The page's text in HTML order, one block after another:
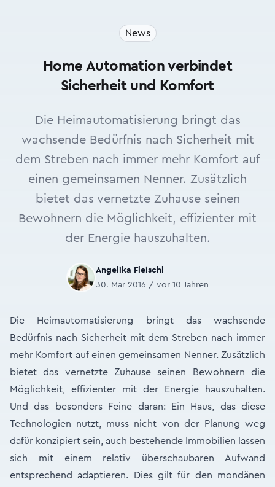
News
Home Automation verbindet
Sicherheit und Komfort
Die Heimautomatisierung bringt das
wachsende Bedürfnis nach Sicherheit mit
dem Streben nach immer mehr Komfort auf
einen gemeinsamen Nenner. Zusätzlich
bietet das vernetzte Zuhause seinen
Bewohnern die Möglichkeit, effizienter mit
der Energie hauszuhalten.
Angelika Fleischl
30. Mar 2016 / vor 10 Jahren
Die Heimautomatisierung bringt das wachsende
Bedürfnis nach Sicherheit mit dem Streben nach immer
mehr Komfort auf einen gemeinsamen Nenner. Zusätzlich
bietet das vernetzte Zuhause seinen Bewohnern die
Möglichkeit, effizienter mit der Energie hauszuhalten.
Und das besonders Feine daran: Ein Haus, das diese
Technologien nutzt, muss nicht von der Planung weg
dafür konzipiert sein, auch bestehende Immobilien lassen
sich mit einem relativ überschaubaren Aufwand
entsprechend adaptieren. Dies gilt für den mondänen